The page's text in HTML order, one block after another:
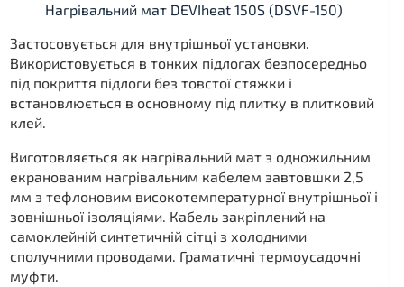
Нагрівальний мат DEVIheat 150S (DSVF-150)
Застосовується для внутрішньої установки.
Використовується в тонких підлогах безпосередньо
під покриття підлоги без товстої стяжки і
встановлюється в основному під плитку в плитковий
клей.
Виготовляється як нагрівальний мат з одножильним
екранованим нагрівальним кабелем завтовшки 2,5
мм з тефлоновим високотемпературної внутрішньої і
зовнішньої ізоляціями. Кабель закріплений на
самоклейній синтетичній сітці з холодними
сполучними проводами. Граматичні термоусадочні
муфти.